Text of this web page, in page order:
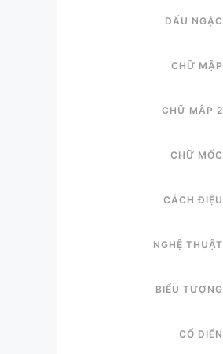
Dấu ngặc
Chữ mập
Chữ mập 2
Chữ mốc
Cách điệu
Nghệ thuật
Biểu tượng
Cổ điển